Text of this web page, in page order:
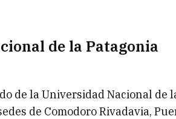
de la Patagonia
de la Universidad Nacional de
de Comodoro Rivadavia,